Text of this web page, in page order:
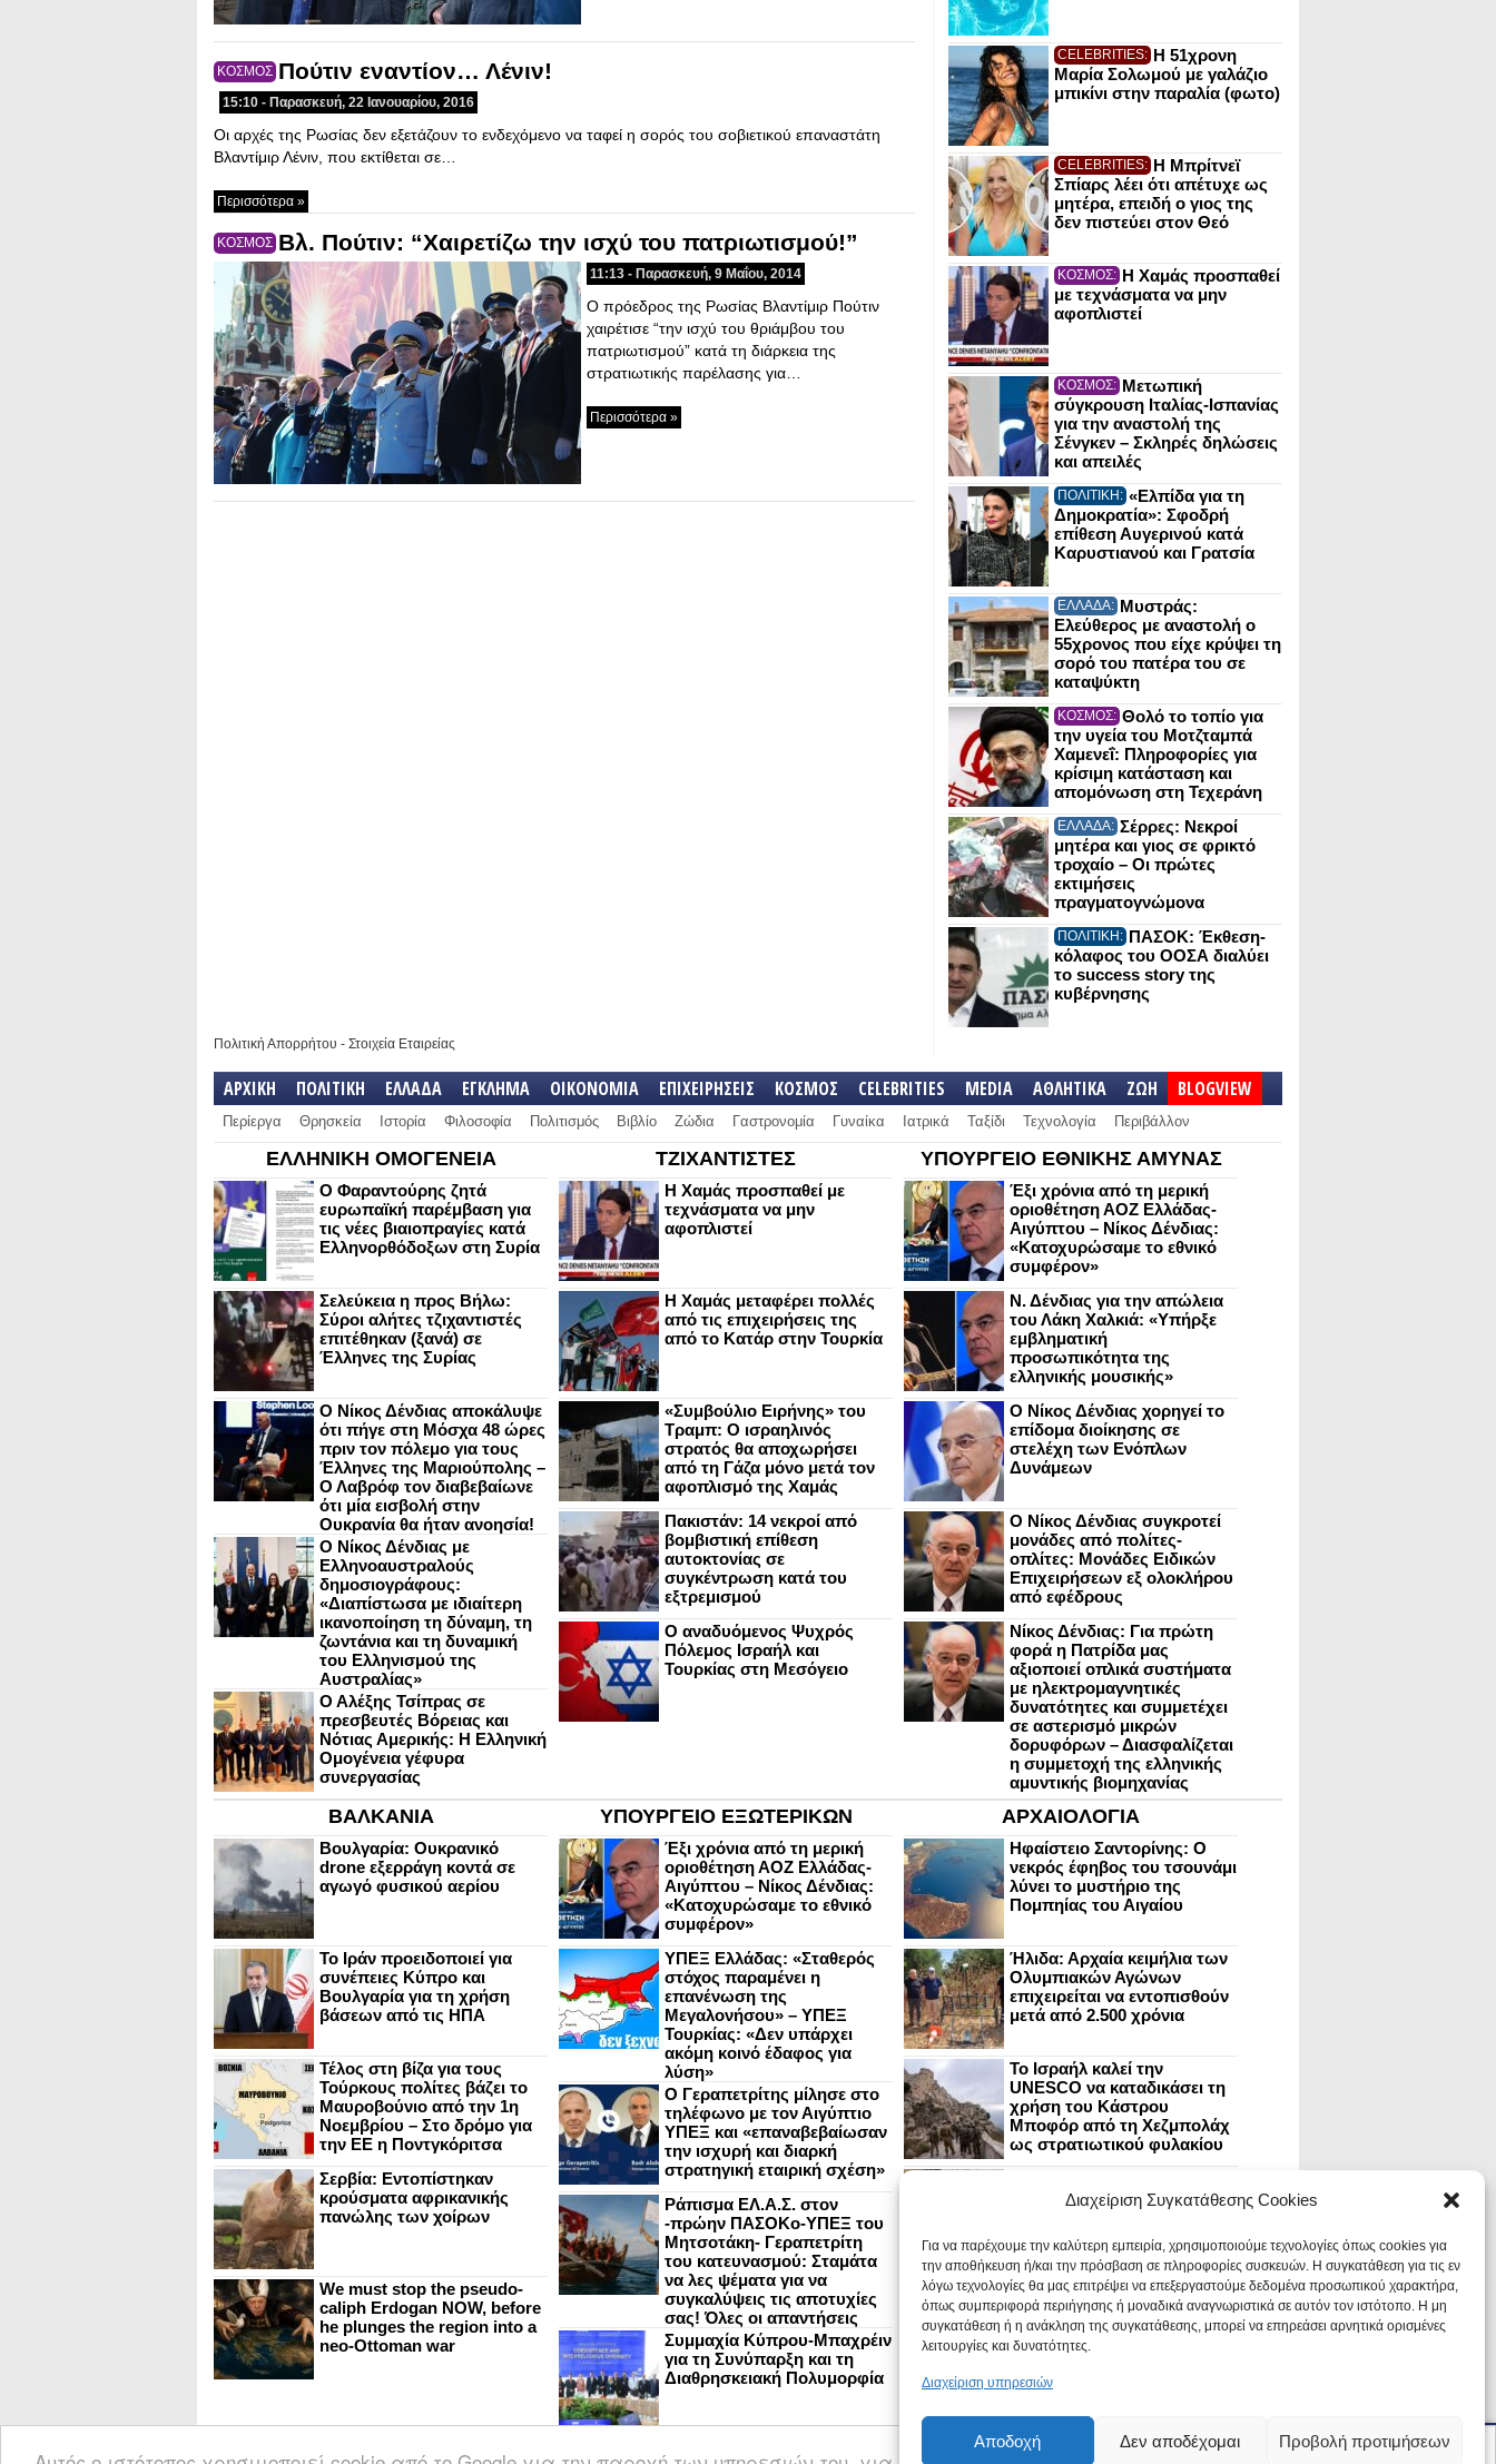
Διαχείριση Συγκατάθεσης Cookies
Για να παρέχουμε την καλύτερη εμπειρία, χρησιμοποιούμε τεχνολογίες όπως cookies για
την αποθήκευση ή/και την πρόσβαση σε πληροφορίες συσκευών. Η συγκατάθεση για τις εν
λόγω τεχνολογίες θα μας επιτρέψει να επεξεργαστούμε δεδομένα προσωπικού χαρακτήρα,
όπως συμπεριφορά περιήγησης ή μοναδικά αναγνωριστικά σε αυτόν τον ιστότοπο. Η μη
συγκατάθεση ή η ανάκληση της συγκατάθεσης, μπορεί να επηρεάσει αρνητικά ορισμένες
λειτουργίες και δυνατότητες.
Διαχείριση υπηρεσιών
Αποδοχή Δεν αποδέχομαι Προβολή προτιμήσεων
ΚΟΣΜΟΣ Πούτιν εναντίον… Λένιν!
15:10 - Παρασκευή, 22 Ιανουαρίου, 2016
Οι αρχές της Ρωσίας δεν εξετάζουν το ενδεχόμενο να ταφεί η σορός του σοβιετικού επαναστάτη
Βλαντίμιρ Λένιν, που εκτίθεται σε…
Περισσότερα »
ΚΟΣΜΟΣ Βλ. Πούτιν: “Χαιρετίζω την ισχύ του πατριωτισμού!”
11:13 - Παρασκευή, 9 Μαΐου, 2014
Ο πρόεδρος της Ρωσίας Βλαντίμιρ Πούτιν
χαιρέτισε “την ισχύ του θριάμβου του
πατριωτισμού” κατά τη διάρκεια της
στρατιωτικής παρέλασης για…
Περισσότερα »
CELEBRITIES: Η 51χρονη
Μαρία Σολωμού με γαλάζιο
μπικίνι στην παραλία (φωτο)
CELEBRITIES: Η Μπρίτνεϊ
Σπίαρς λέει ότι απέτυχε ως
μητέρα, επειδή ο γιος της
δεν πιστεύει στον Θεό
ΚΟΣΜΟΣ: Η Χαμάς προσπαθεί
με τεχνάσματα να μην
αφοπλιστεί
ΚΟΣΜΟΣ: Μετωπική
σύγκρουση Ιταλίας-Ισπανίας
για την αναστολή της
Σένγκεν – Σκληρές δηλώσεις
και απειλές
ΠΟΛΙΤΙΚΗ: «Ελπίδα για τη
Δημοκρατία»: Σφοδρή
επίθεση Αυγερινού κατά
Καρυστιανού και Γρατσία
ΕΛΛΑΔΑ: Μυστράς:
Ελεύθερος με αναστολή ο
55χρονος που είχε κρύψει τη
σορό του πατέρα του σε
καταψύκτη
ΚΟΣΜΟΣ: Θολό το τοπίο για
την υγεία του Μοτζταμπά
Χαμενεΐ: Πληροφορίες για
κρίσιμη κατάσταση και
απομόνωση στη Τεχεράνη
ΕΛΛΑΔΑ: Σέρρες: Νεκροί
μητέρα και γιος σε φρικτό
τροχαίο – Οι πρώτες
εκτιμήσεις
πραγματογνώμονα
ΠΟΛΙΤΙΚΗ: ΠΑΣΟΚ: Έκθεση-
κόλαφος του ΟΟΣΑ διαλύει
το success story της
κυβέρνησης
Πολιτική Απορρήτου - Στοιχεία Εταιρείας
ΑΡΧΙΚΗ ΠΟΛΙΤΙΚΗ ΕΛΛΑΔΑ ΕΓΚΛΗΜΑ ΟΙΚΟΝΟΜΙΑ ΕΠΙΧΕΙΡΗΣΕΙΣ ΚΟΣΜΟΣ CELEBRITIES MEDIA ΑΘΛΗΤΙΚΑ ΖΩΗ BLOGVIEW
Περίεργα Θρησκεία Ιστορία Φιλοσοφία Πολιτισμός Βιβλίο Ζώδια Γαστρονομία Γυναίκα Ιατρικά Ταξίδι Τεχνολογία Περιβάλλον
ΕΛΛΗΝΙΚΗ ΟΜΟΓΕΝΕΙΑ
Ο Φαραντούρης ζητά
ευρωπαϊκή παρέμβαση για
τις νέες βιαιοπραγίες κατά
Ελληνορθόδοξων στη Συρία
Σελεύκεια η προς Βήλω:
Σύροι αλήτες τζιχαντιστές
επιτέθηκαν (ξανά) σε
Έλληνες της Συρίας
Ο Νίκος Δένδιας αποκάλυψε
ότι πήγε στη Μόσχα 48 ώρες
πριν τον πόλεμο για τους
Έλληνες της Μαριούπολης –
Ο Λαβρόφ τον διαβεβαίωνε
ότι μία εισβολή στην
Ουκρανία θα ήταν ανοησία!
Ο Νίκος Δένδιας με
Ελληνοαυστραλούς
δημοσιογράφους:
«Διαπίστωσα με ιδιαίτερη
ικανοποίηση τη δύναμη, τη
ζωντάνια και τη δυναμική
του Ελληνισμού της
Αυστραλίας»
Ο Αλέξης Τσίπρας σε
πρεσβευτές Βόρειας και
Νότιας Αμερικής: Η Ελληνική
Ομογένεια γέφυρα
συνεργασίας
ΤΖΙΧΑΝΤΙΣΤΕΣ
Η Χαμάς προσπαθεί με
τεχνάσματα να μην
αφοπλιστεί
Η Χαμάς μεταφέρει πολλές
από τις επιχειρήσεις της
από το Κατάρ στην Τουρκία
«Συμβούλιο Ειρήνης» του
Τραμπ: Ο ισραηλινός
στρατός θα αποχωρήσει
από τη Γάζα μόνο μετά τον
αφοπλισμό της Χαμάς
Πακιστάν: 14 νεκροί από
βομβιστική επίθεση
αυτοκτονίας σε
συγκέντρωση κατά του
εξτρεμισμού
Ο αναδυόμενος Ψυχρός
Πόλεμος Ισραήλ και
Τουρκίας στη Μεσόγειο
ΥΠΟΥΡΓΕΙΟ ΕΘΝΙΚΗΣ ΑΜΥΝΑΣ
Έξι χρόνια από τη μερική
οριοθέτηση ΑΟΖ Ελλάδας-
Αιγύπτου – Νίκος Δένδιας:
«Κατοχυρώσαμε το εθνικό
συμφέρον»
Ν. Δένδιας για την απώλεια
του Λάκη Χαλκιά: «Υπήρξε
εμβληματική
προσωπικότητα της
ελληνικής μουσικής»
Ο Νίκος Δένδιας χορηγεί το
επίδομα διοίκησης σε
στελέχη των Ενόπλων
Δυνάμεων
Ο Νίκος Δένδιας συγκροτεί
μονάδες από πολίτες-
οπλίτες: Μονάδες Ειδικών
Επιχειρήσεων εξ ολοκλήρου
από εφέδρους
Νίκος Δένδιας: Για πρώτη
φορά η Πατρίδα μας
αξιοποιεί οπλικά συστήματα
με ηλεκτρομαγνητικές
δυνατότητες και συμμετέχει
σε αστερισμό μικρών
δορυφόρων – Διασφαλίζεται
η συμμετοχή της ελληνικής
αμυντικής βιομηχανίας
ΒΑΛΚΑΝΙΑ
Βουλγαρία: Ουκρανικό
drone εξερράγη κοντά σε
αγωγό φυσικού αερίου
Το Ιράν προειδοποιεί για
συνέπειες Κύπρο και
Βουλγαρία για τη χρήση
βάσεων από τις ΗΠΑ
Τέλος στη βίζα για τους
Τούρκους πολίτες βάζει το
Μαυροβούνιο από την 1η
Νοεμβρίου – Στο δρόμο για
την ΕΕ η Ποντγκόριτσα
Σερβία: Εντοπίστηκαν
κρούσματα αφρικανικής
πανώλης των χοίρων
We must stop the pseudo-
caliph Erdogan NOW, before
he plunges the region into a
neo-Ottoman war
ΥΠΟΥΡΓΕΙΟ ΕΞΩΤΕΡΙΚΩΝ
Έξι χρόνια από τη μερική
οριοθέτηση ΑΟΖ Ελλάδας-
Αιγύπτου – Νίκος Δένδιας:
«Κατοχυρώσαμε το εθνικό
συμφέρον»
ΥΠΕΞ Ελλάδας: «Σταθερός
στόχος παραμένει η
επανένωση της
Μεγαλονήσου» – ΥΠΕΞ
Τουρκίας: «Δεν υπάρχει
ακόμη κοινό έδαφος για
λύση»
Ο Γεραπετρίτης μίλησε στο
τηλέφωνο με τον Αιγύπτιο
ΥΠΕΞ και «επαναβεβαίωσαν
την ισχυρή και διαρκή
στρατηγική εταιρική σχέση»
Ράπισμα ΕΛ.Α.Σ. στον
-πρώην ΠΑΣΟΚο-ΥΠΕΞ του
Μητσοτάκη- Γεραπετρίτη
του κατευνασμού: Σταμάτα
να λες ψέματα για να
συγκαλύψεις τις αποτυχίες
σας! Όλες οι απαντήσεις
Συμμαχία Κύπρου-Μπαχρέιν
για τη Συνύπαρξη και τη
Διαθρησκειακή Πολυμορφία
ΑΡΧΑΙΟΛΟΓΙΑ
Ηφαίστειο Σαντορίνης: Ο
νεκρός έφηβος του τσουνάμι
λύνει το μυστήριο της
Πομπηίας του Αιγαίου
Ήλιδα: Αρχαία κειμήλια των
Ολυμπιακών Αγώνων
επιχειρείται να εντοπισθούν
μετά από 2.500 χρόνια
Το Ισραήλ καλεί την
UNESCO να καταδικάσει τη
χρήση του Κάστρου
Μποφόρ από τη Χεζμπολάχ
ως στρατιωτικού φυλακίου
της πρώτης μάχης του
τους Πέρσες υπό ιστορική
προστασία
Μυστράς: Aνακαίνιση του
ανακτόρου στην
καστροπολιτεία και εκθέσεις
στο Παλάτι των Δεσποτών
Για έγκυρη ενημέρωση πατήστε follow